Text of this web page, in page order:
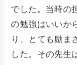
でした。当時の
の勉強はいいか
り、とても励ま
した。その先生